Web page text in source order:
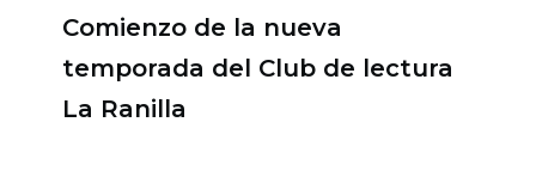
Comienzo de la nueva
temporada del Club de lectura
La Ranilla